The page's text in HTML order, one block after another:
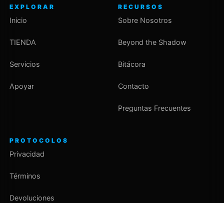
EXPLORAR
Inicio
TIENDA
Servicios
Apoyar
RECURSOS
Sobre Nosotros
Beyond the Shadow
Bitácora
Contacto
Preguntas Frecuentes
PROTOCOLOS
Privacidad
Términos
Devoluciones